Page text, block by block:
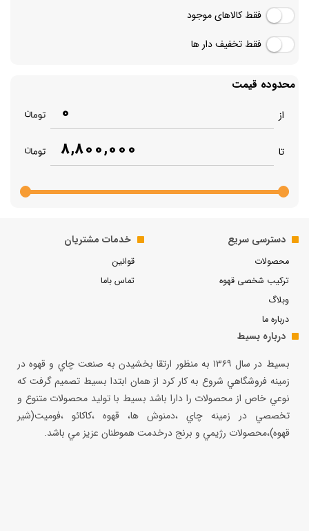
فقط کالاهای موجود
فقط تخفیف دار ها
محدوده قیمت
از 0
تا 8,800,000
دسترسی سریع
محصولات
ترکیب شخصی قهوه
وبلاگ
درباره ما
خدمات مشتریان
قوانین
تماس باما
درباره بسیط
بسيط در سال ۱۳۶۹ به منظور ارتقا بخشيدن به صنعت چاي و قهوه در
زمينه فروشگاهي شروع به كار كرد از همان ابتدا بسيط تصميم گرفت كه
نوعي خاص از محصولات را دارا باشد بسيط با توليد محصولات متنوع و
تخصصي در زمينه چاي ،دمنوش ها، قهوه ،كاكائو ،فوميت(شير
قهوه)،محصولات رژيمي و برنج درخدمت هموطنان عزيز مي باشد.